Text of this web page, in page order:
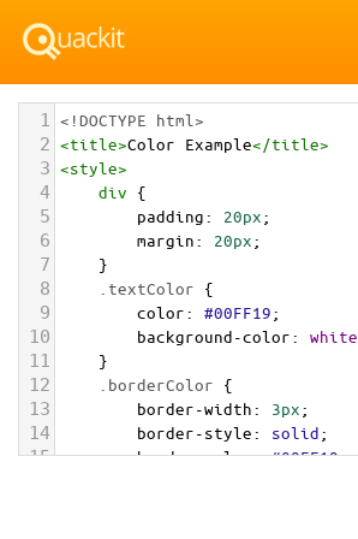
1 <!DOCTYPE html>
2 <title>Color Example</title>
3 <style>
4 div {
5 padding: 20px;
6 margin: 20px;
7 }
8 .textColor {
9 color: #00FF19;
10 background-color: white
11 }
12 .borderColor {
13 border-width: 3px;
14 border-style: solid;
15 border-color: #00FF19;